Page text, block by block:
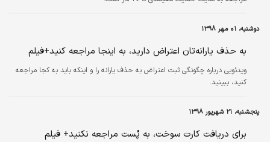
دوشنبه، ۰۱ مهر ۱۳۹۸
به حذف یارانه‌تان اعتراض دارید، به اینجا مراجعه کنید+فیلم
ویدئویی درباره چگونگی ثبت اعتراض به حذف یارانه را و اینکه باید به کجا مراجعه
کنید، ببینید.
پنجشنبه، ۲۱ شهریور ۱۳۹۸
برای دریافت کارت سوخت، به پُست مراجعه نکنید+ فیلم